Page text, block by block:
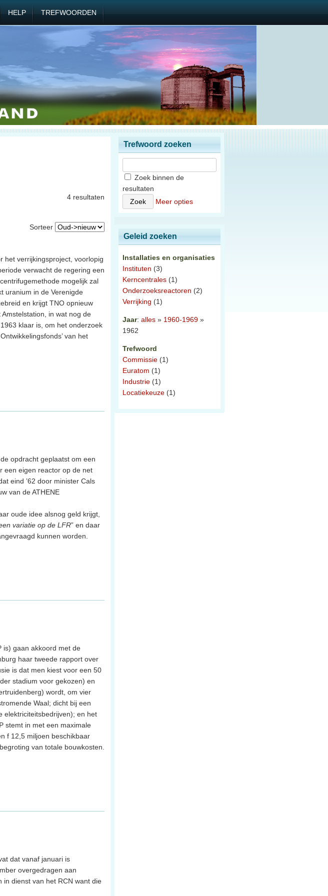
HELP TREFWOORDEN
4 resultaten
Sorteer
het verrijkingsproject, voorlopig
verwacht de regering een
mogelijk zal
uranium in de Verenigde
en krijgt TNO opnieuw
in wat nog de
klaar is, om het onderzoek
van het
opdracht geplaatst om een
een eigen reactor op de net
eind ’62 door minister Cals
van de ATHENE
oude idee alsnog geld krijgt,
variatie op de LFR” en daar
kunnen worden.
is) gaan akkoord met de
haar tweede rapport over
is dat men kiest voor een 50
stadium voor gekozen) en
wordt, om vier
Waal; dicht bij een
elektriciteitsbedrijven); en het
stemt in met een maximale
f 12,5 miljoen beschikbaar
van totale bouwkosten.
dat vanaf januari is
overgedragen aan
in dienst van het RCN want die
Trefwoord zoeken
Zoek binnen de
resultaten
Meer opties
Geleid zoeken
Installaties en organisaties
Instituten (3)
Kerncentrales (1)
Onderzoeksreactoren (2)
Verrijking (1)
Jaar: alles » 1960-1969 »
1962
Trefwoord
Commissie (1)
Euratom (1)
Industrie (1)
Locatiekeuze (1)